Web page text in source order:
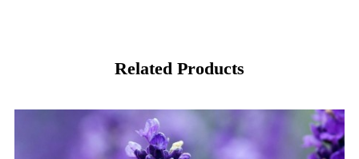
Related Products